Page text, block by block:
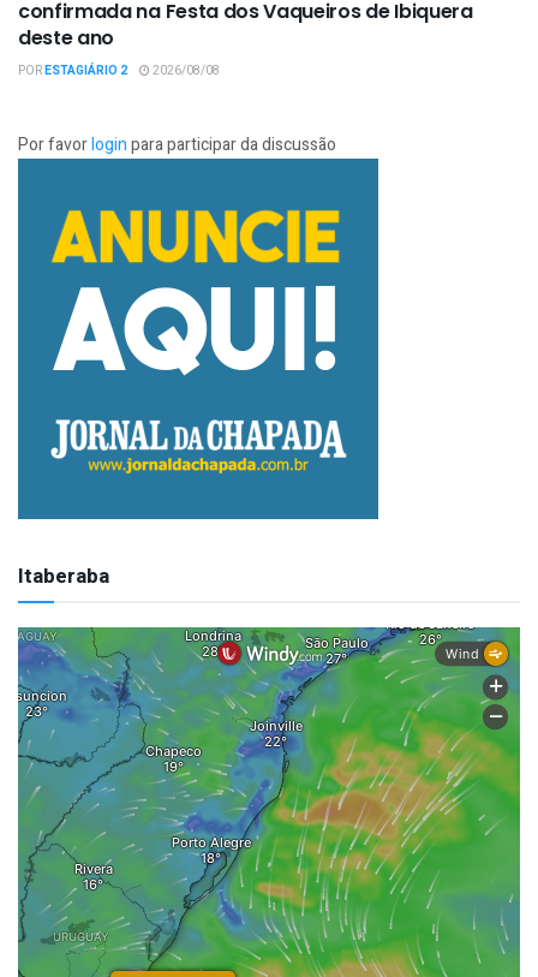
confirmada na Festa dos Vaqueiros de Ibiquera
deste ano
PORESTAGIÁRIO 2 2026/08/08
Por favorloginpara participar da discussão
Itaberaba